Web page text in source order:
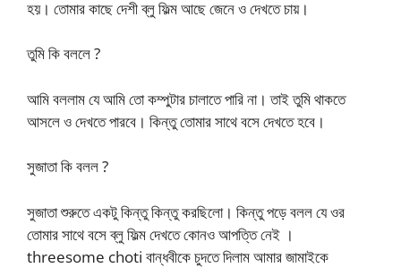
হয়। তোমার কাছে দেশী ব্লু ফিল্ম আছে জেনে ও দেখতে চায়।
তুমি কি বললে ?
আমি বললাম যে আমি তো কম্পুটার চালাতে পারি না। তাই তুমি থাকতে
আসলে ও দেখতে পারবে। কিন্তু তোমার সাথে বসে দেখতে হবে।
সুজাতা কি বলল ?
সুজাতা শুরুতে একটু কিন্তু কিন্তু করছিলো। কিন্তু পড়ে বলল যে ওর
তোমার সাথে বসে ব্লু ফিল্ম দেখতে কোনও আপত্তি নেই ।
threesome choti বান্ধবীকে চুদতে দিলাম আমার জামাইকে